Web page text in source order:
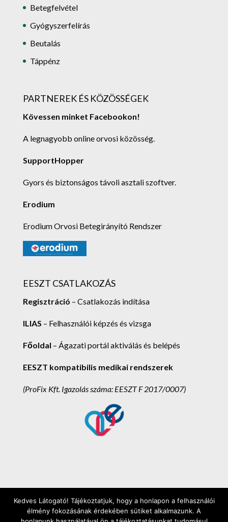
Betegfelvétel
Gyógyszerfelírás
Beutalás
Táppénz
PARTNEREK ÉS KÖZÖSSÉGEK
Kövessen minket Facebookon!
A legnagyobb online orvosi közösség.
SupportHopper
Gyors és biztonságos távoli asztali szoftver.
Erodium
Erodium Orvosi Betegirányító Rendszer
EESZT CSATLAKOZÁS
Regisztráció – Csatlakozás indítása
ILIAS – Felhasználói képzés és vizsga
Főoldal – Ágazati portál aktiválás és belépés
EESZT kompatibilis medikai rendszerek
(ProFix Kft. Igazolás száma: EESZT F 2017/0007)
ProFix Kft. 2025. - Minden jog fenntartva! -
Ügyfélszolgálat: (62) 248-302 - Értékesítés: (1)
Kedves Látogató! Tájékoztatjuk, hogy a honlapon a felhasználói
élmény fokozásának érdekében sütiket alkalmazunk. A